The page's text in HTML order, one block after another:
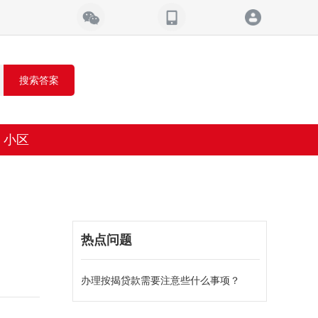
搜索答案
小区
热点问题
办理按揭贷款需要注意些什么事项？